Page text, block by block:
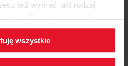
też wybrać jaki rodzaj
wybrane przez Ciebie
wszystkie
Program: P06S/S06
Bread base
Bread